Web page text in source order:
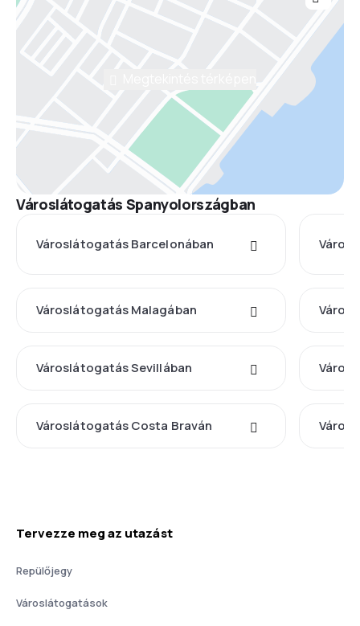
Városlátogatás Spanyolországban
Városlátogatás Barcelonában
Városlátogatás Malagában
Városlátogatás Sevillában
Városlátogatás Costa Braván
Tervezze meg az utazást
Repülőjegy
Városlátogatások